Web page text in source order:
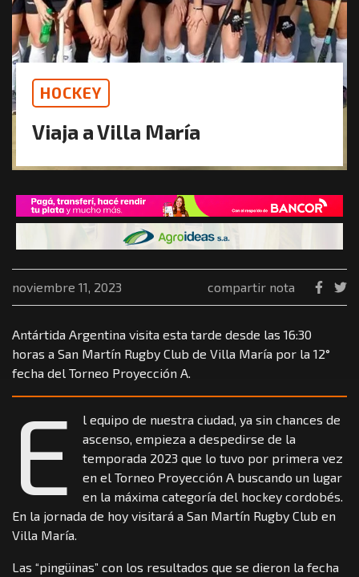
HOCKEY
Viaja a Villa María
noviembre 11, 2023 compartir nota
Antártida Argentina visita esta tarde desde las 16:30
horas a San Martín Rugby Club de Villa María por la 12°
fecha del Torneo Proyección A.
E
l equipo de nuestra ciudad, ya sin chances de
ascenso, empieza a despedirse de la
temporada 2023 que lo tuvo por primera vez
en el Torneo Proyección A buscando un lugar
en la máxima categoría del hockey cordobés.
En la jornada de hoy visitará a San Martín Rugby Club en
Villa María.
Las “pingüinas” con los resultados que se dieron la fecha